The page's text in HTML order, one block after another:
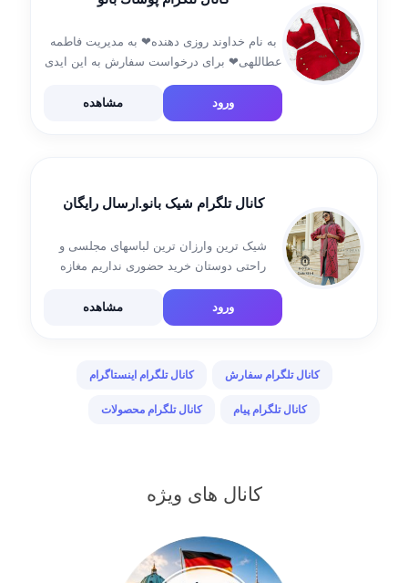
به نام خداوند روزی دهنده❤ به مدیریت فاطمه
عطاللهی❤ برای درخواست سفارش به این ایدی
ورود
مشاهده
کانال تلگرام شیک بانو.ارسال رایگان
شیک ترین وارزان ترین لباسهای مجلسی و
راحتی دوستان خرید حضوری نداریم مغازه
http://mantoshikbanoo.ir/ شماره تماس
09359528647
ورود مشاهده
کانال تلگرام سفارش کانال تلگرام اینستاگرام
کانال تلگرام پیام کانال تلگرام محصولات
کانال های ویژه